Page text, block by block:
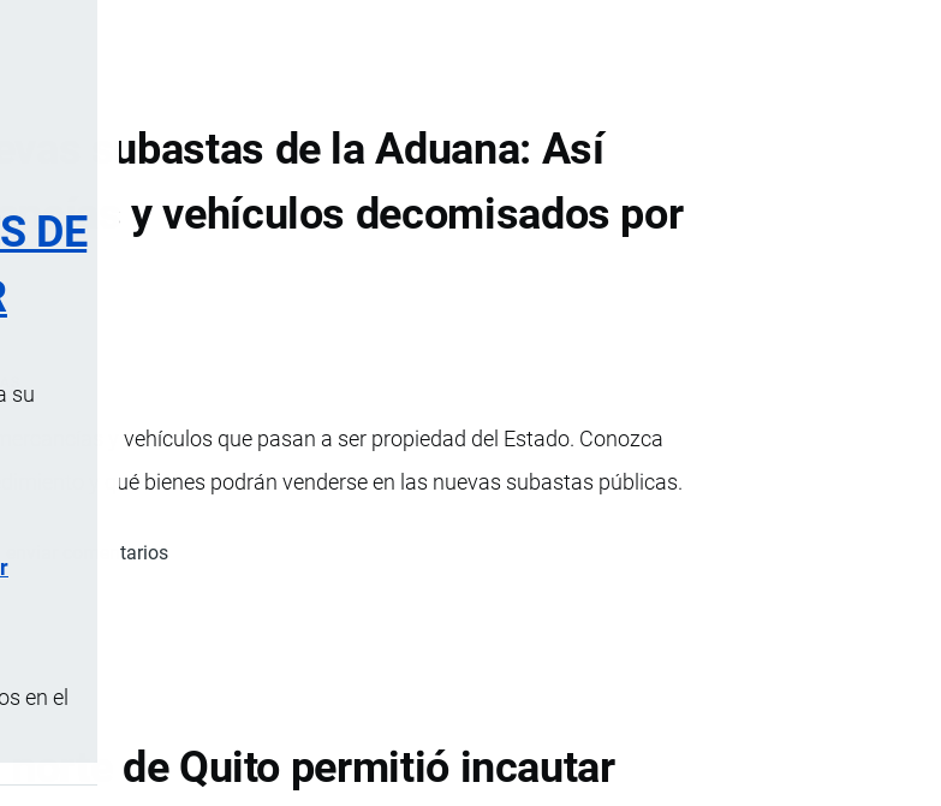
DE
su
en el
subastas de la Aduana: Así
y vehículos decomisados por
y vehículos que pasan a ser propiedad del Estado. Conozca
y qué bienes podrán venderse en las nuevas subastas públicas.
enviar comentarios
norte de Quito permitió incautar